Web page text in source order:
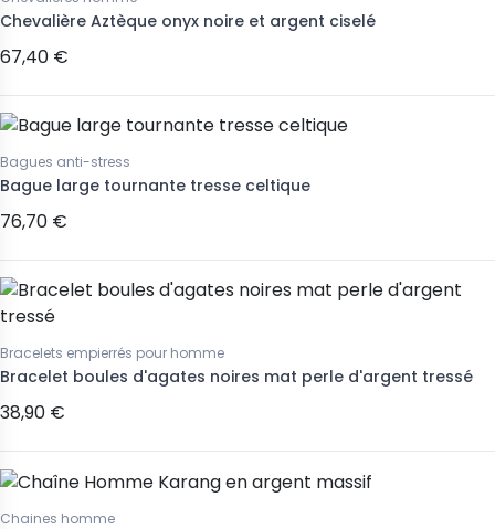
Chevalière Aztèque onyx noire et argent ciselé
67,40 €
Bagues anti-stress
Bague large tournante tresse celtique
76,70 €
Bracelets empierrés pour homme
Bracelet boules d'agates noires mat perle d'argent tressé
38,90 €
Chaines homme